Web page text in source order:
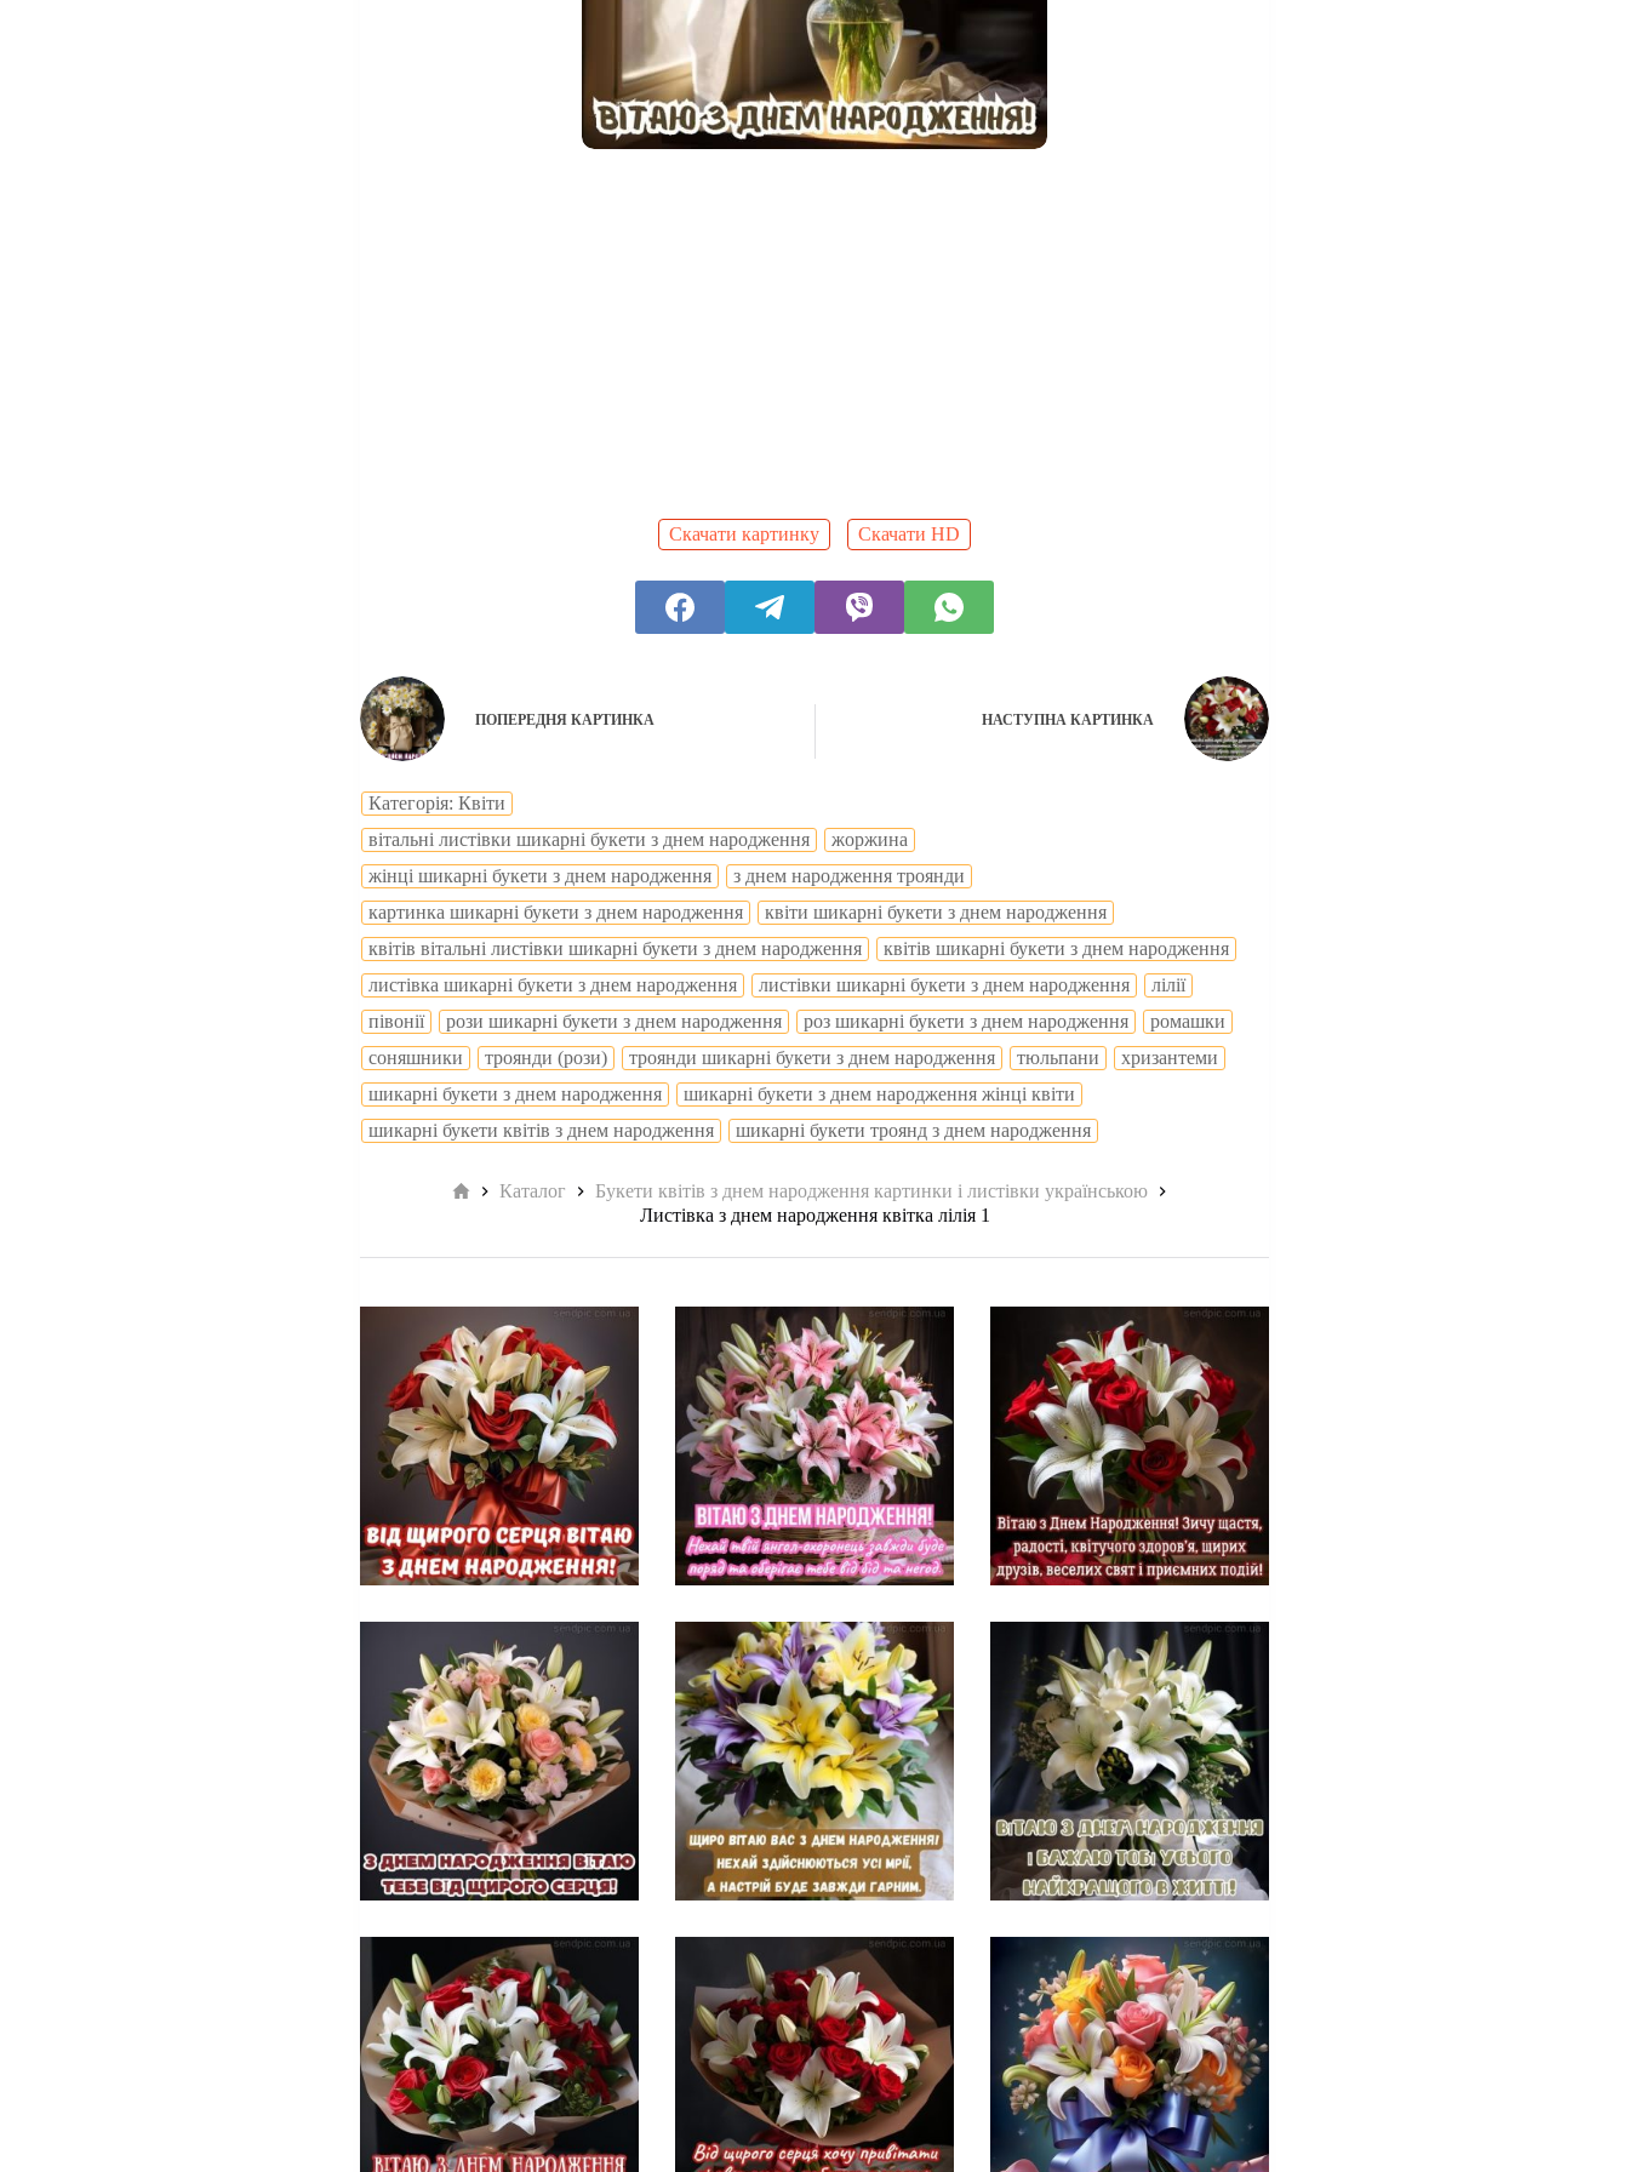
Скачати картинку Скачати HD
ПОПЕРЕДНЯ КАРТИНКА НАСТУПНА КАРТИНКА
Категорія: Квіти
вітальні листівки шикарні букети з днем народження
жоржина
жінці шикарні букети з днем народження
з днем народження троянди
картинка шикарні букети з днем народження
квіти шикарні букети з днем народження
квітів вітальні листівки шикарні букети з днем народження
квітів шикарні букети з днем народження
листівка шикарні букети з днем народження
листівки шикарні букети з днем народження
лілії
півонії
рози шикарні букети з днем народження роз шикарні букети з днем народження
ромашки
соняшники
троянди (рози) троянди шикарні букети з днем народження тюльпани
хризантеми
шикарні букети з днем народження
шикарні букети з днем народження жінці квіти
шикарні букети квітів з днем народження
шикарні букети троянд з днем народження
Головна
Каталог
Букети квітів з днем народження картинки і листівки українською
Листівка з днем народження квітка лілія 1